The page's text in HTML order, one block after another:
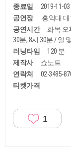
종료일
2019-11-03
공연장
홍익대
공연시간
화목 오
30분, 8시 30분 / 일
러닝타임
120 분
제작사
쇼노트
연락처
02-3485-
티켓가격
1